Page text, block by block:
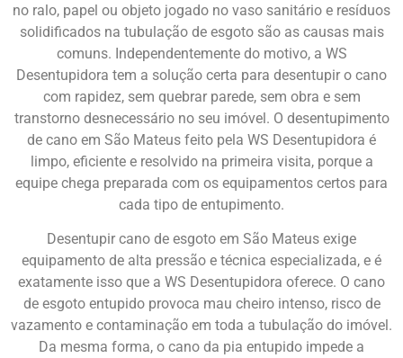
no ralo, papel ou objeto jogado no vaso sanitário e resíduos
solidificados na tubulação de esgoto são as causas mais
comuns. Independentemente do motivo, a WS
Desentupidora tem a solução certa para desentupir o cano
com rapidez, sem quebrar parede, sem obra e sem
transtorno desnecessário no seu imóvel. O desentupimento
de cano em São Mateus feito pela WS Desentupidora é
limpo, eficiente e resolvido na primeira visita, porque a
equipe chega preparada com os equipamentos certos para
cada tipo de entupimento.
Desentupir cano de esgoto em São Mateus exige
equipamento de alta pressão e técnica especializada, e é
exatamente isso que a WS Desentupidora oferece. O cano
de esgoto entupido provoca mau cheiro intenso, risco de
vazamento e contaminação em toda a tubulação do imóvel.
Da mesma forma, o cano da pia entupido impede a